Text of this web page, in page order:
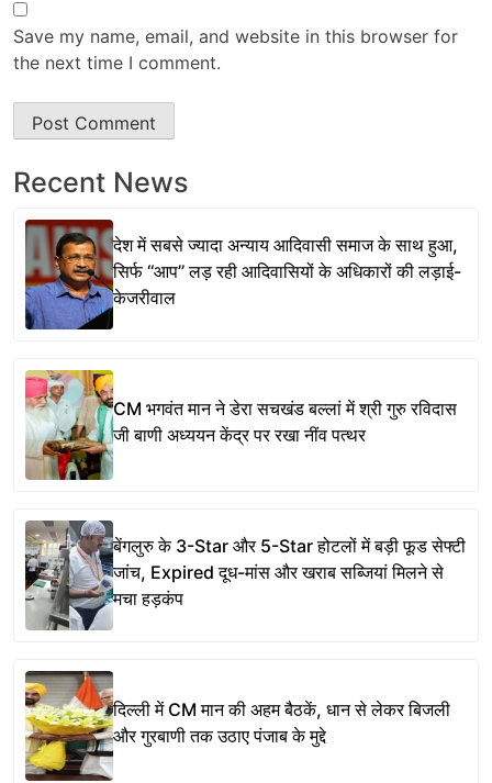
Save my name, email, and website in this browser for
the next time I comment.
Recent News
देश में सबसे ज्यादा अन्याय आदिवासी समाज के साथ हुआ,
सिर्फ ‘‘आप’’ लड़ रही आदिवासियों के अधिकारों की लड़ाई-
केजरीवाल
CM भगवंत मान ने डेरा सचखंड बल्लां में श्री गुरु रविदास
जी बाणी अध्ययन केंद्र पर रखा नींव पत्थर
बेंगलुरु के 3-Star और 5-Star होटलों में बड़ी फूड सेफ्टी
जांच, Expired दूध-मांस और खराब सब्जियां मिलने से
मचा हड़कंप
दिल्ली में CM मान की अहम बैठकें, धान से लेकर बिजली
और गुरबाणी तक उठाए पंजाब के मुद्दे